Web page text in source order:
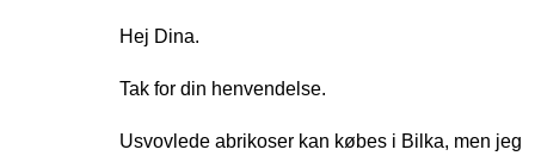
Hej Dina.
Tak for din henvendelse.
Usvovlede abrikoser kan købes i Bilka, men jeg